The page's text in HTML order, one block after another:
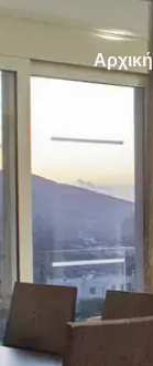
Αρχική